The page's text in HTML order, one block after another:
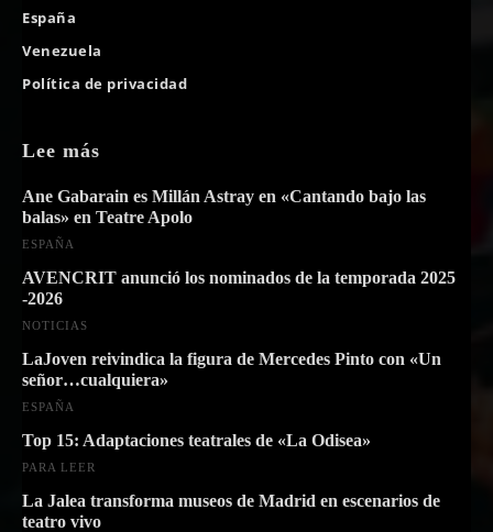
España
Venezuela
Política de privacidad
Lee más
Ane Gabarain es Millán Astray en «Cantando bajo las
balas» en Teatre Apolo
ESPAÑA
AVENCRIT anunció los nominados de la temporada 2025
-2026
NOTICIAS
LaJoven reivindica la figura de Mercedes Pinto con «Un
señor…cualquiera»
ESPAÑA
Top 15: Adaptaciones teatrales de «La Odisea»
PARA LEER
La Jalea transforma museos de Madrid en escenarios de
teatro vivo